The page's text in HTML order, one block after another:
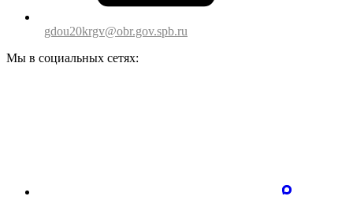
gdou20krgv@obr.gov.spb.ru
Мы в социальных сетях: